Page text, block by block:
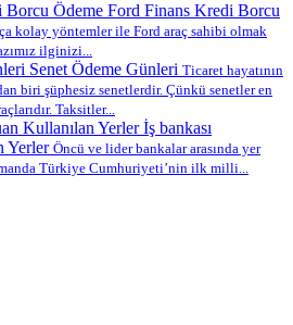
Ford Finans Kredi Borcu
kolay yöntemler ile Ford araç sahibi olmak
ilginizi...
Senet Ödeme Günleri Ticaret hayatının
biri şüphesiz senetlerdir. Çünkü senetler en
Taksitler...
İş bankası
Yerler Öncü ve lider bankalar arasında yer
Türkiye Cumhuriyeti’nin ilk milli...